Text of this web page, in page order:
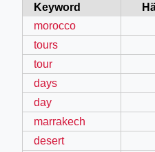
Keyword
morocco
tours
tour
days
day
marrakech
desert